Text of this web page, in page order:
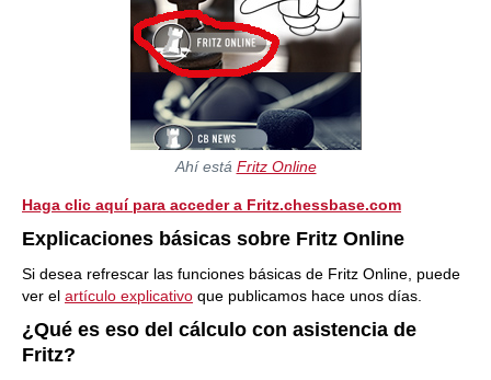
Ahí está Fritz Online
Haga clic aquí para acceder a Fritz.chessbase.com
Explicaciones básicas sobre Fritz Online
Si desea refrescar las funciones básicas de Fritz Online, puede
ver el artículo explicativo que publicamos hace unos días.
¿Qué es eso del cálculo con asistencia de
Fritz?